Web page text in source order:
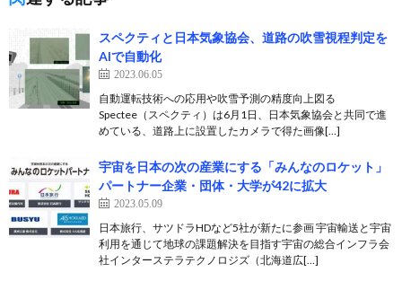
スペクティと日本気象協会、道路の吹雪視程判定を
AIで自動化
2023.06.05
自動運転技術への応用や吹雪予測の精度向上図る
Spectee（スペクティ）は6月1日、日本気象協会と共同で進
めている、道路上に設置したカメラで得た画像[…]
宇宙を日本の次の産業にする「みんなのロケット」
パートナー企業・団体・大学が42に拡大
2023.05.09
日本旅行、サツドラHDなど5社が新たに参画 宇宙輸送と宇宙
利用を通じて地球の課題解決を目指す宇宙の総合インフラ会
社インターステラテクノロジズ（北海道広[…]